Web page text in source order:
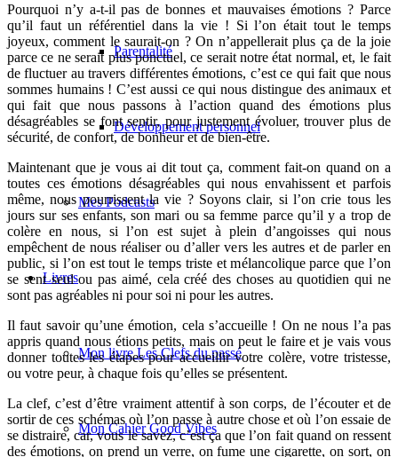
Parentalité
Développement personnel
Mes Podcasts
Livres
Mon livre Les Clefs du passé
Mon Cahier Good Vibes
Pourquoi n’y a-t-il pas de bonnes et mauvaises émotions ? Parce
qu’il faut un référentiel dans la vie ! Si l’on était tout le temps
joyeux, comment le saurait-on ? On n’appellerait plus ça de la joie
parce ce ne serait plus ponctuel, ce serait notre état normal, et, le fait
de fluctuer au travers différentes émotions, c’est ce qui fait que nous
sommes humains ! C’est aussi ce qui nous distingue des animaux et
qui fait que nous passons à l’action quand des émotions plus
désagréables se font sentir, pour justement évoluer, trouver plus de
sécurité, de confort, de bonheur et de bien-être.
Maintenant que je vous ai dit tout ça, comment fait-on quand on a
toutes ces émotions désagréables qui nous envahissent et parfois
même, nous pourrissent la vie ? Soyons clair, si l’on crie tous les
jours sur ses enfants, son mari ou sa femme parce qu’il y a trop de
colère en nous, si l’on est sujet à plein d’angoisses qui nous
empêchent de nous réaliser ou d’aller vers les autres et de parler en
public, si l’on est tout le temps triste et mélancolique parce que l’on
se sent seul ou pas aimé, cela créé des choses au quotidien qui ne
sont pas agréables ni pour soi ni pour les autres.
Il faut savoir qu’une émotion, cela s’accueille ! On ne nous l’a pas
appris quand nous étions petits, mais on peut le faire et je vais vous
donner toutes les étapes pour accueillir votre colère, votre tristesse,
ou votre peur, à chaque fois qu’elles se présentent.
La clef, c’est d’être vraiment attentif à son corps, de l’écouter et de
sortir de ces schémas où l’on passe à autre chose et où l’on essaie de
se distraire, car, vous le savez, c’est ça que l’on fait quand on ressent
des émotions, on prend un verre, on fume une cigarette, on sort, on